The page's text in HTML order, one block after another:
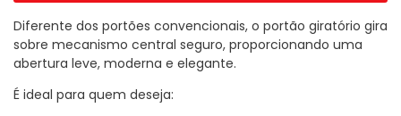
Diferente dos portões convencionais, o portão giratório gira
sobre mecanismo central seguro, proporcionando uma
abertura leve, moderna e elegante.
É ideal para quem deseja: